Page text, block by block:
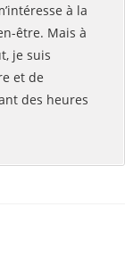
à la
être. Mais à
je suis
et de
des heures